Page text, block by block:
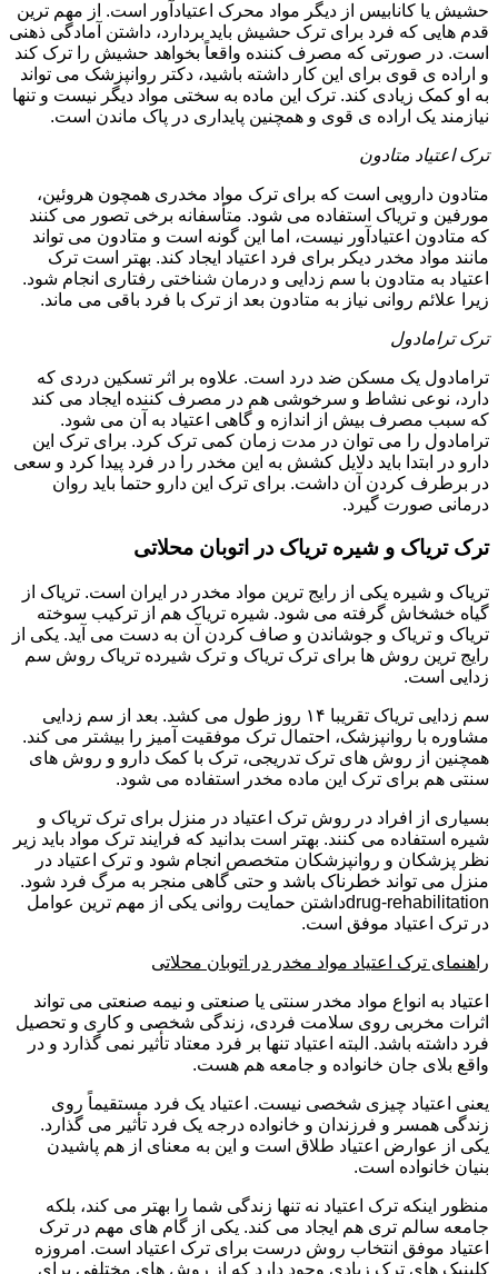
حشیش یا کانابیس از دیگر مواد محرک اعتیادآور است. از مهم ترین
قدم هایی که فرد برای ترک حشیش باید بردارد، داشتن آمادگی ذهنی
است. در صورتی که مصرف کننده واقعاً بخواهد حشیش را ترک کند
و اراده ی قوی برای این کار داشته باشید، دکتر روانپزشک می تواند
به او کمک زیادی کند. ترک این ماده به سختی مواد دیگر نیست و تنها
نیازمند یک اراده ی قوی و همچنین پایداری در پاک ماندن است.
ترک اعتیاد متادون
متادون دارویی است که برای ترک مواد مخدری همچون هروئین،
مورفین و تریاک استفاده می شود. متأسفانه برخی تصور می کنند
که متادون اعتیادآور نیست، اما این گونه است و متادون می تواند
مانند مواد مخدر دیکر برای فرد اعتیاد ایجاد کند. بهتر است ترک
اعتیاد به متادون با سم زدایی و درمان شناختی رفتاری انجام شود.
زیرا علائم روانی نیاز به متادون بعد از ترک با فرد باقی می ماند.
ترک ترامادول
ترامادول یک مسکن ضد درد است. علاوه بر اثر تسکین دردی که
دارد، نوعی نشاط و سرخوشی هم در مصرف کننده ایجاد می کند
که سبب مصرف بیش از اندازه و گاهی اعتیاد به آن می شود.
ترامادول را می توان در مدت زمان کمی ترک کرد. برای ترک این
دارو در ابتدا باید دلایل کشش به این مخدر را در فرد پیدا کرد و سعی
در برطرف کردن آن داشت. برای ترک این دارو حتما باید روان
درمانی صورت گیرد.
ترک تریاک و شیره تریاک در اتوبان محلاتی
تریاک و شیره یکی از رایج ترین مواد مخدر در ایران است. تریاک از
گیاه خشخاش گرفته می شود. شیره تریاک هم از ترکیب سوخته
تریاک و تریاک و جوشاندن و صاف کردن آن به دست می آید. یکی از
رایج ترین روش ها برای ترک تریاک و ترک شیرده تریاک روش سم
زدایی است.
سم زدایی تریاک تقریبا ۱۴ روز طول می کشد. بعد از سم زدایی
مشاوره با روانپزشک، احتمال ترک موفقیت آمیز را بیشتر می کند.
همچنین از روش های ترک تدریجی، ترک با کمک دارو و روش های
سنتی هم برای ترک این ماده مخدر استفاده می شود.
بسیاری از افراد در روش ترک اعتیاد در منزل برای ترک تریاک و
شیره استفاده می کنند. بهتر است بدانید که فرایند ترک مواد باید زیر
نظر پزشکان و روانپزشکان متخصص انجام شود و ترک اعتیاد در
منزل می تواند خطرناک باشد و حتی گاهی منجر به مرگ فرد شود.
drug-rehabilitationداشتن حمایت روانی یکی از مهم ترین عوامل
در ترک اعتیاد موفق است.
راهنمای ترک اعتیاد مواد مخدر در اتوبان محلاتی
اعتیاد به انواع مواد مخدر سنتی یا صنعتی و نیمه صنعتی می تواند
اثرات مخربی روی سلامت فردی، زندگی شخصی و کاری و تحصیل
فرد داشته باشد. البته اعتیاد تنها بر فرد معتاد تأثیر نمی گذارد و در
واقع بلای جان خانواده و جامعه هم هست.
یعنی اعتیاد چیزی شخصی نیست. اعتیاد یک فرد مستقیماً روی
زندگی همسر و فرزندان و خانواده درجه یک فرد تأثیر می گذارد.
یکی از عوارض اعتیاد طلاق است و این به معنای از هم پاشیدن
بنیان خانواده است.
منظور اینکه ترک اعتیاد نه تنها زندگی شما را بهتر می کند، بلکه
جامعه سالم تری هم ایجاد می کند. یکی از گام های مهم در ترک
اعتیاد موفق انتخاب روش درست برای ترک اعتیاد است. امروزه
کلینیک های ترک زیادی وجود دارد که از روش های مختلفی برای